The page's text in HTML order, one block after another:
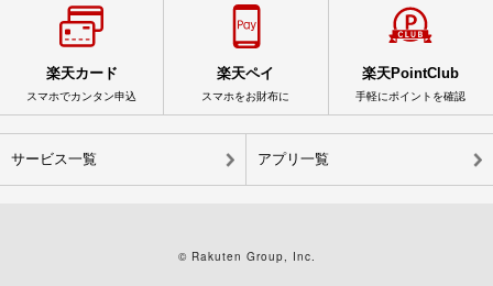
楽天カード
スマホでカンタン申込
楽天ペイ
スマホをお財布に
楽天PointClub
手軽にポイントを確認
サービス一覧 アプリ一覧
© Rakuten Group, Inc.